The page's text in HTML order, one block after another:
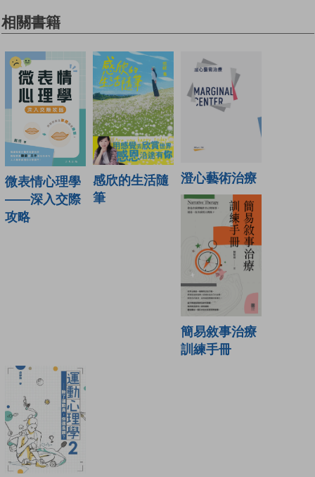
相關書籍
微表情心理學
——深入交際
攻略
感欣的生活隨
筆
澄心藝術治療
簡易敘事治療
訓練手冊